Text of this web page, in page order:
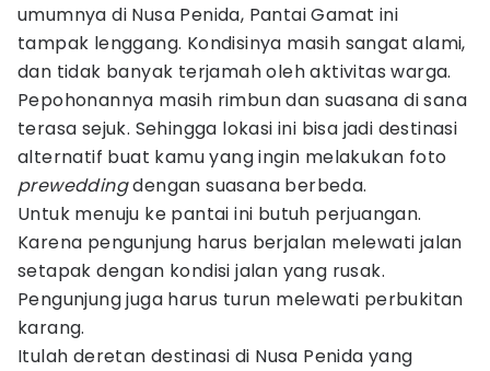
umumnya di Nusa Penida, Pantai Gamat ini
tampak lenggang. Kondisinya masih sangat alami,
dan tidak banyak terjamah oleh aktivitas warga.
Pepohonannya masih rimbun dan suasana di sana
terasa sejuk. Sehingga lokasi ini bisa jadi destinasi
alternatif buat kamu yang ingin melakukan foto
preweddingdengan suasana berbeda.
Untuk menuju ke pantai ini butuh perjuangan.
Karena pengunjung harus berjalan melewati jalan
setapak dengan kondisi jalan yang rusak.
Pengunjung juga harus turun melewati perbukitan
karang.
Itulah deretan destinasi di Nusa Penida yang